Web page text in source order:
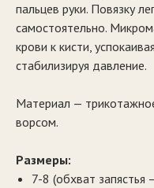
пальцев руки. Повязку
самостоятельно.
крови к кисти,
стабилизируя давление.
Материал —
ворсом.
Размеры:
7-8 (обхват запястья